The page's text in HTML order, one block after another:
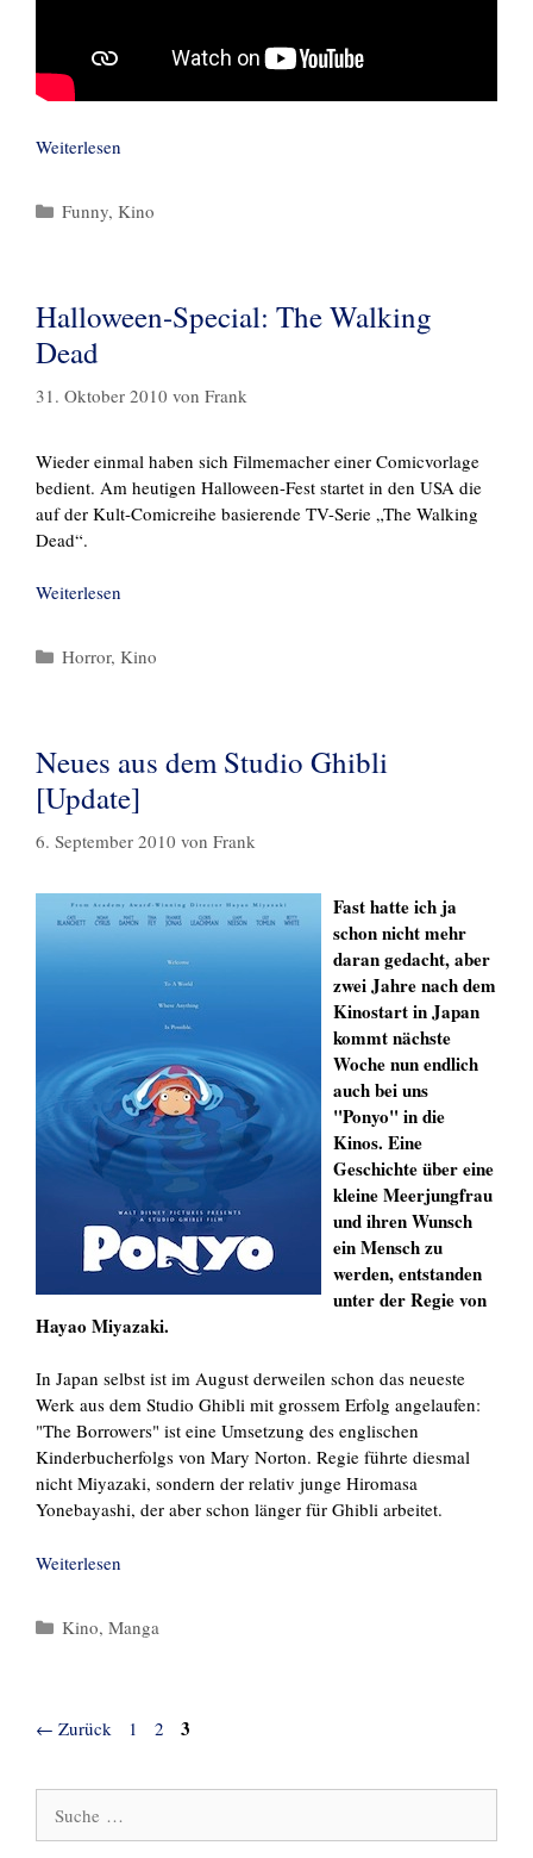
Weiterlesen
Kategorien
Funny, Kino
Halloween-Special: The Walking
Dead
31. Oktober 2010 von Frank
Wieder einmal haben sich Filmemacher einer Comicvorlage
bedient. Am heutigen Halloween-Fest startet in den USA die
auf der Kult-Comicreihe basierende TV-Serie „The Walking
Dead“.
Weiterlesen
Kategorien
Horror, Kino
Neues aus dem Studio Ghibli
[Update]
6. September 2010 von Frank
Fast hatte ich ja
schon nicht mehr
daran gedacht, aber
zwei Jahre nach dem
Kinostart in Japan
kommt nächste
Woche nun endlich
auch bei uns
"Ponyo" in die
Kinos. Eine
Geschichte über eine
kleine Meerjungfrau
und ihren Wunsch
ein Mensch zu
werden, entstanden
unter der Regie von
Hayao Miyazaki.
In Japan selbst ist im August derweilen schon das neueste
Werk aus dem Studio Ghibli mit grossem Erfolg angelaufen:
"The Borrowers" ist eine Umsetzung des englischen
Kinderbucherfolgs von Mary Norton. Regie führte diesmal
nicht Miyazaki, sondern der relativ junge Hiromasa
Yonebayashi, der aber schon länger für Ghibli arbeitet.
Weiterlesen
Kategorien
Kino, Manga
← Zurück Seite
1 Seite
2 Seite
3